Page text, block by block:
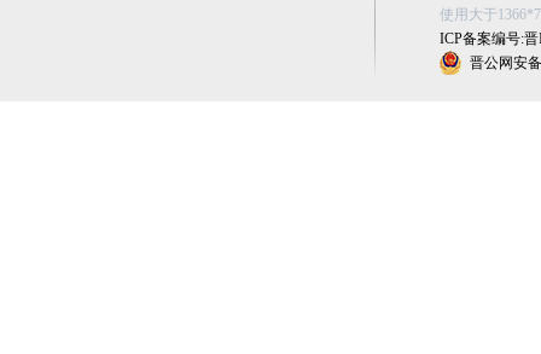
使用大于
ICP备案编号:晋
晋公网安